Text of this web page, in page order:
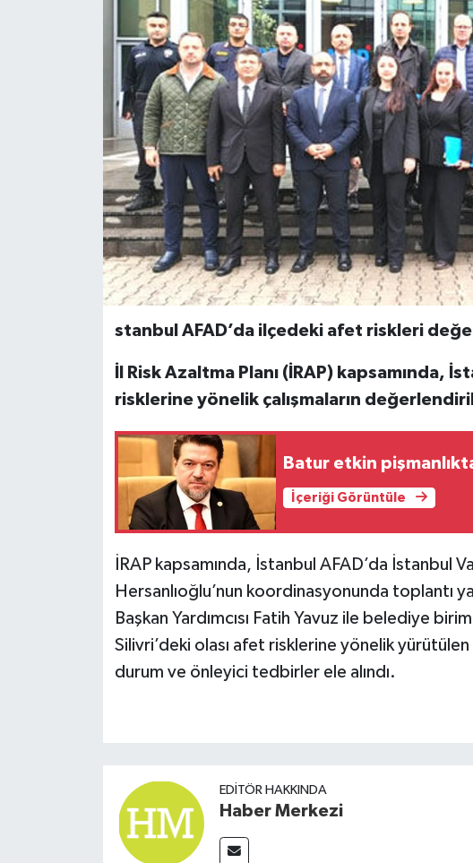
stanbul AFAD’da ilçedeki afet riskleri
İl Risk Azaltma Planı (İRAP) kapsamında,
risklerine yönelik çalışmaların
Batur etkin
İçeriği Görüntüle
İRAP kapsamında, İstanbul AFAD’da İstanbul
Hersanlıoğlu’nun koordinasyonunda toplantı
Başkan Yardımcısı Fatih Yavuz ile belediye
Silivri’deki olası afet risklerine yönelik
durum ve önleyici tedbirler ele alındı.
EDITÖR HAKKINDA
Haber Merkezi